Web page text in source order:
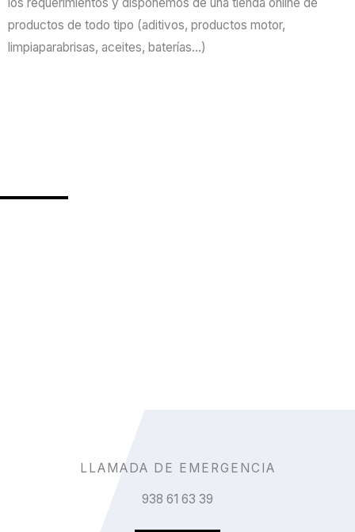
productos de todo tipo (aditivos, productos motor,
limpiaparabrisas, aceites, baterías…)
LLAMADA DE EMERGENCIA
938 61 63 39